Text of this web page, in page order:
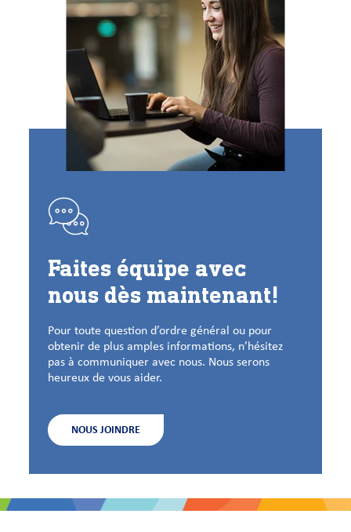
Faites équipe avec
nous dès maintenant!
Pour toute question d’ordre général ou pour
obtenir de plus amples informations, n’hésitez
pas à communiquer avec nous. Nous serons
heureux de vous aider.
NOUS JOINDRE